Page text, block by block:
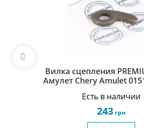
Вилка сцепления
Амулет Chery Amulet
Есть в наличии
243 грн